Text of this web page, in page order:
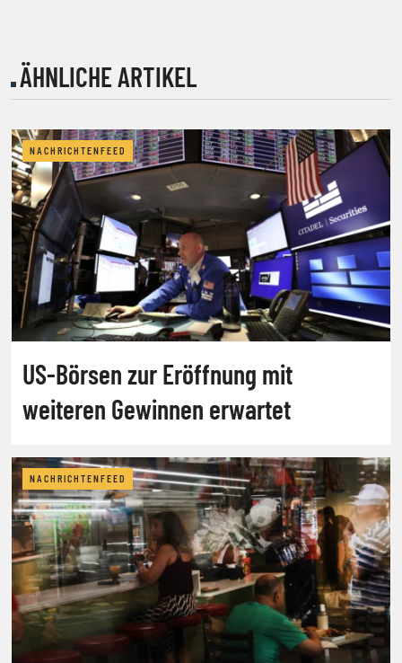
ÄHNLICHE ARTIKEL
NACHRICHTENFEED
US-Börsen zur Eröffnung mit
weiteren Gewinnen erwartet
NACHRICHTENFEED